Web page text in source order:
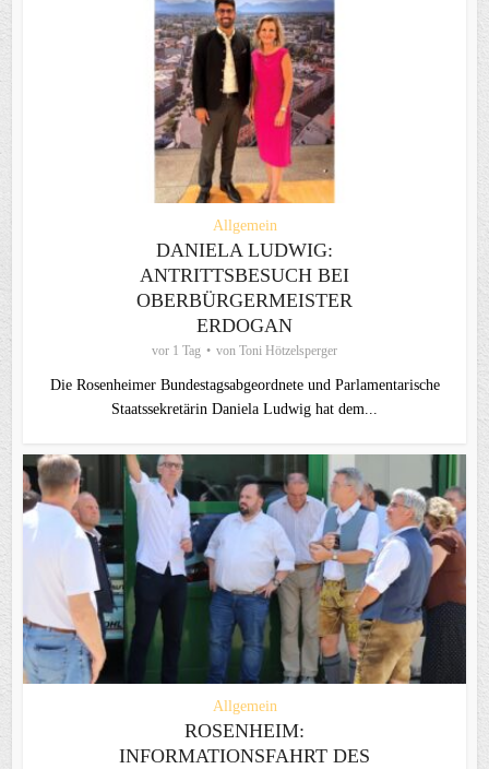
Allgemein
DANIELA LUDWIG:
ANTRITTSBESUCH BEI
OBERBÜRGERMEISTER
ERDOGAN
vor 1 Tag von Toni Hötzelsperger
Die Rosenheimer Bundestagsabgeordnete und Parlamentarische
Staatssekretärin Daniela Ludwig hat dem...
Allgemein
ROSENHEIM:
INFORMATIONSFAHRT DES